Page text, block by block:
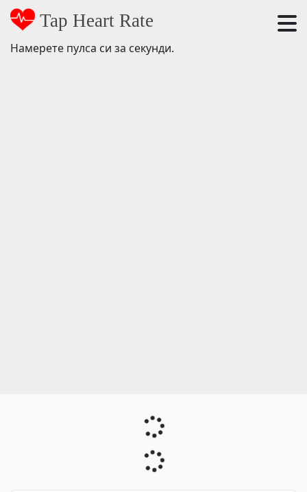
Tap Heart Rate
Намерете пулса си за секунди.